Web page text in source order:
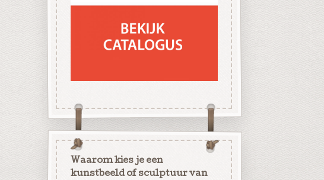
Waarom kies je een
kunstbeeld of sculptuur van